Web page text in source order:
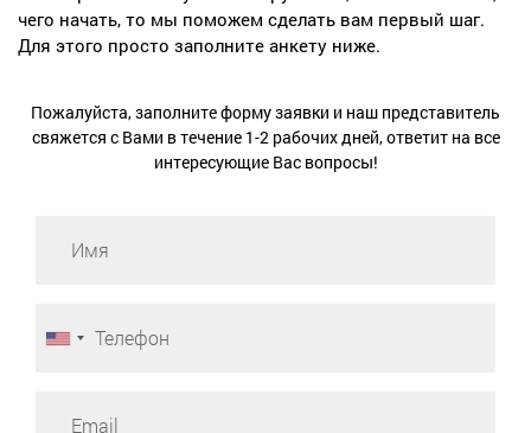
чего начать, то мы поможем сделать вам первый шаг.
Для этого просто заполните анкету ниже.
Пожалуйста, заполните форму заявки и наш представитель
свяжется с Вами в течение 1-2 рабочих дней, ответит на все
интересующие Вас вопросы!